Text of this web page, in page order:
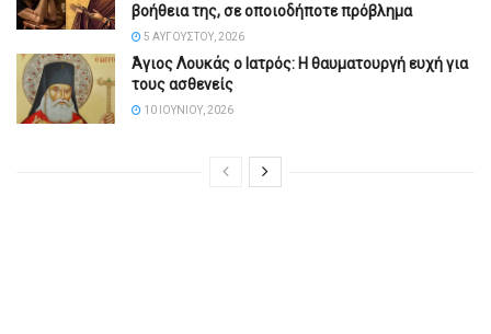
βοήθεια της, σε οποιοδήποτε πρόβλημα
5 ΑΥΓΟΎΣΤΟΥ, 2026
Άγιος Λουκάς ο Ιατρός: Η θαυματουργή ευχή για
τους ασθενείς
10 ΙΟΥΝΊΟΥ, 2026